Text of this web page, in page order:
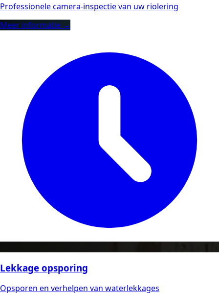
Professionele camera-inspectie van uw riolering
Meer informatie →
Lekkage opsporing
Opsporen en verhelpen van waterlekkages